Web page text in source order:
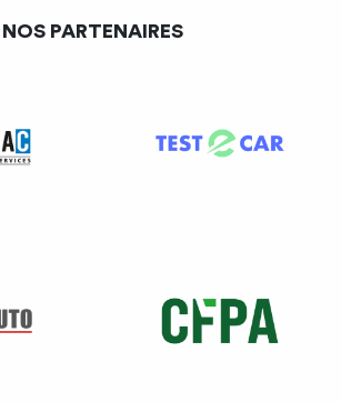
NOS PARTENAIRES